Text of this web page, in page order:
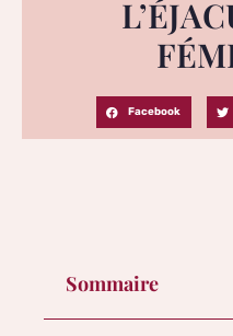
Facebook
Sommaire